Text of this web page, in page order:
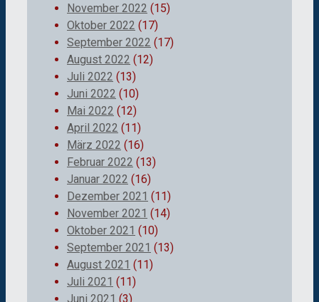
November 2022 (15)
Oktober 2022 (17)
September 2022 (17)
August 2022 (12)
Juli 2022 (13)
Juni 2022 (10)
Mai 2022 (12)
April 2022 (11)
März 2022 (16)
Februar 2022 (13)
Januar 2022 (16)
Dezember 2021 (11)
November 2021 (14)
Oktober 2021 (10)
September 2021 (13)
August 2021 (11)
Juli 2021 (11)
Juni 2021 (3)